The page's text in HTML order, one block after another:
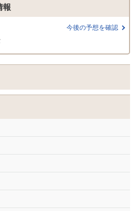
報
今後の予想を確認